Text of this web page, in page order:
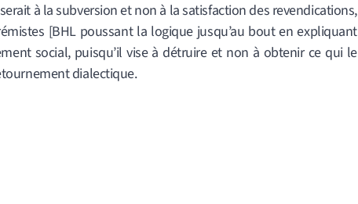
à la subversion et non à la satisfaction des revendications,
[BHL poussant la logique jusqu’au bout en expliquant
social, puisqu’il vise à détruire et non à obtenir ce qui le
dialectique.